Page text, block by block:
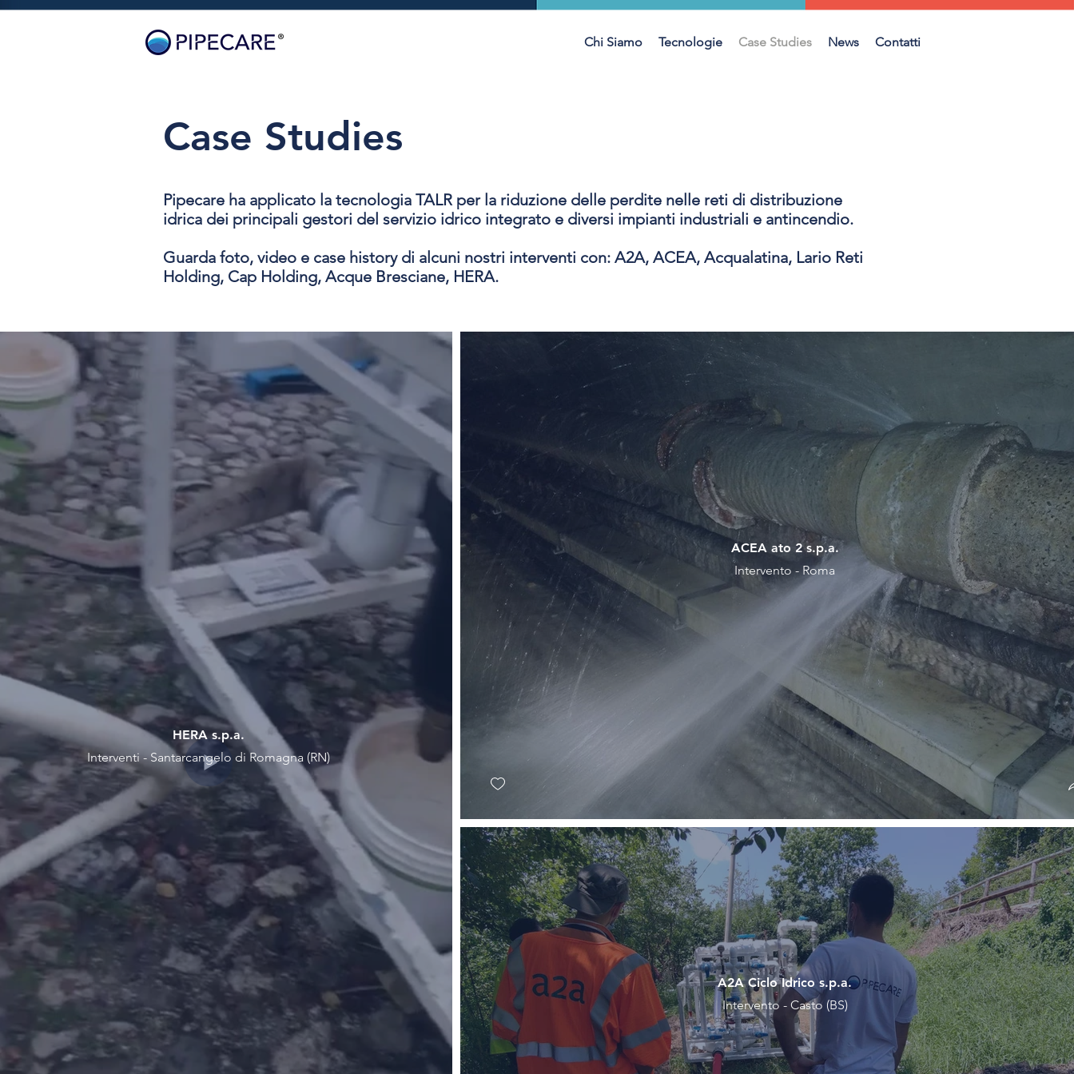
Chi Siamo Tecnologie Case Studies News Contatti
Case Studies
Pipecare ha applicato la tecnologia TALR per la riduzione delle perdite nelle reti di distribuzione
idrica dei principali gestori del servizio idrico integrato e diversi impianti industriali e antincendio.
Guarda foto, video e case history di alcuni nostri interventi con: A2A, ACEA, Acqualatina, Lario Reti
Holding, Cap Holding, Acque Bresciane, HERA.
HERA s.p.a.
Interventi - Santarcangelo di Romagna (RN)
ACEA ato 2 s.p.a.
Intervento - Roma
A2A Ciclo Idrico s.p.a.
Intervento - Casto (BS)